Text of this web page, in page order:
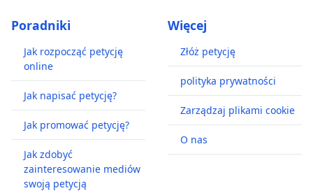
Poradniki
Jak rozpocząć petycję
online
Jak napisać petycję?
Jak promować petycję?
Jak zdobyć
zainteresowanie mediów
swoją petycją
Więcej
Złóż petycję
polityka prywatności
Zarządzaj plikami cookie
O nas